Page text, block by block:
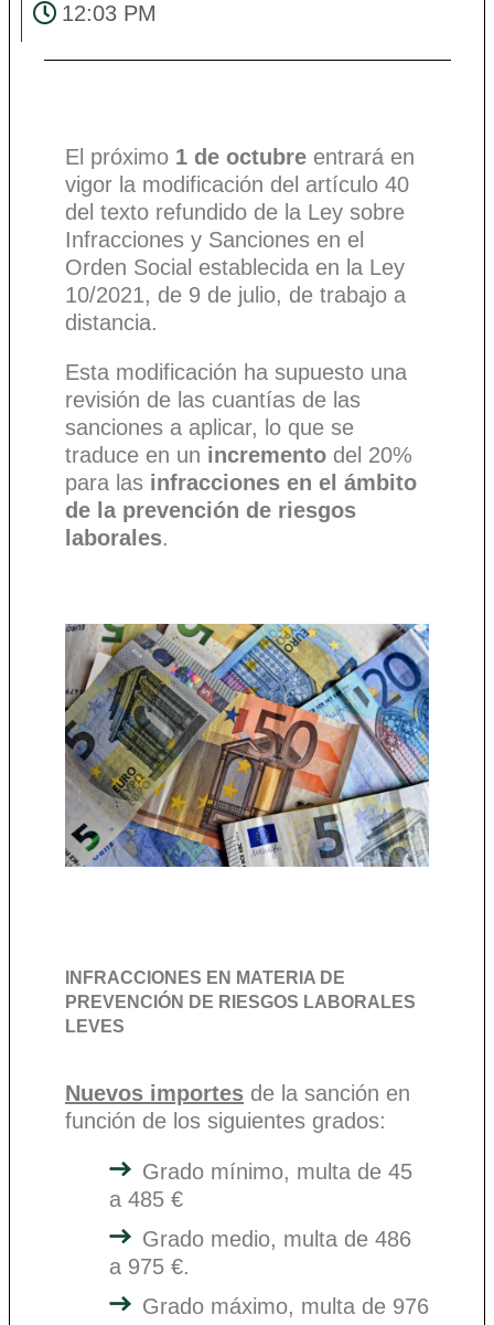
12:03 PM
El próximo 1 de octubre entrará en
vigor la modificación del artículo 40
del texto refundido de la Ley sobre
Infracciones y Sanciones en el
Orden Social establecida en la Ley
10/2021, de 9 de julio, de trabajo a
distancia.
Esta modificación ha supuesto una
revisión de las cuantías de las
sanciones a aplicar, lo que se
traduce en un incremento del 20%
para las infracciones en el ámbito
de la prevención de riesgos
laborales.
INFRACCIONES EN MATERIA DE
PREVENCIÓN DE RIESGOS LABORALES
LEVES
Nuevos importes de la sanción en
función de los siguientes grados:
Grado mínimo, multa de 45
a 485 €
Grado medio, multa de 486
a 975 €.
Grado máximo, multa de 976